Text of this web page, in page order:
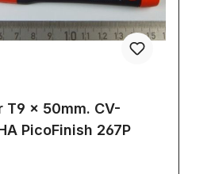
T9 x 50mm. CV-
PicoFinish 267P